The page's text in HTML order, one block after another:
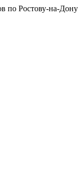
по Ростову-на-Дону